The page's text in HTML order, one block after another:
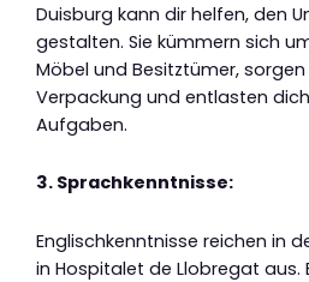
Duisburg kann dir helfen, den
gestalten. Sie kümmern sich
Möbel und Besitztümer,
Verpackung und entlasten
Aufgaben.
3. Sprachkenntnisse:
Englischkenntnisse reichen in
in Hospitalet de Llobregat aus.